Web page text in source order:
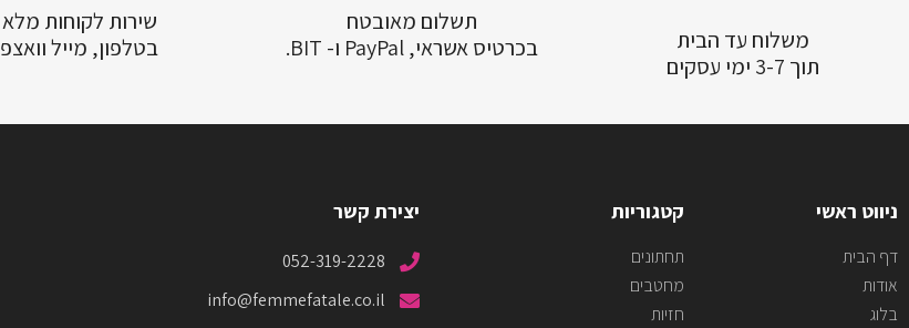
משלוח עד הבית
תוך 3-7 ימי עסקים
תשלום מאובטח
בכרטיס אשראי, PayPal ו- BIT.
שירות לקוחות מלא
בטלפון, מייל וואצפ
ניווט ראשי
דף הבית
אודות
בלוג
קטגוריות
תחתונים
מחטבים
חזיות
יצירת קשר
052-319-2228
info@femmefatale.co.il